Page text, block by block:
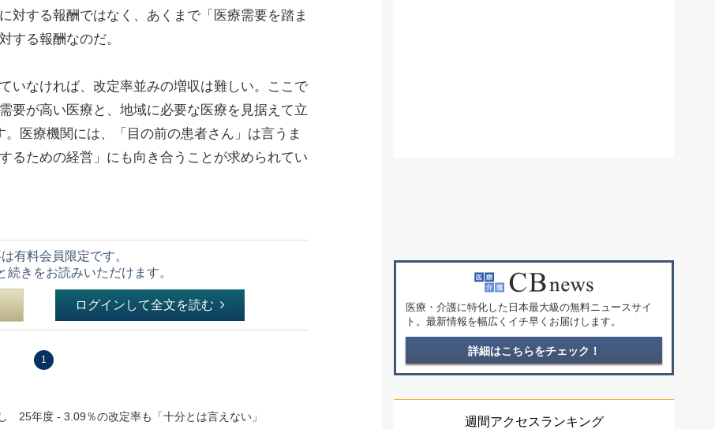
対する報酬ではなく、あくまで「医療需要を踏ま
する報酬なのだ。
いなければ、改定率並みの増収は難しい。ここで
要が高い医療と、地域に必要な医療を見据えて立
医療機関には、「目の前の患者さん」は言うま
るための経営」にも向き合うことが求められてい
有料会員限定です。
続きをお読みいただけます。
ログインして全文を読む
1
25年度 - 3.09％の改定率も「十分とは言えない」
医療・介護に特化した日本最大級の無料ニュースサイ
ト。最新情報を幅広くイチ早くお届けします。
詳細はこちらをチェック！
週間アクセスランキング